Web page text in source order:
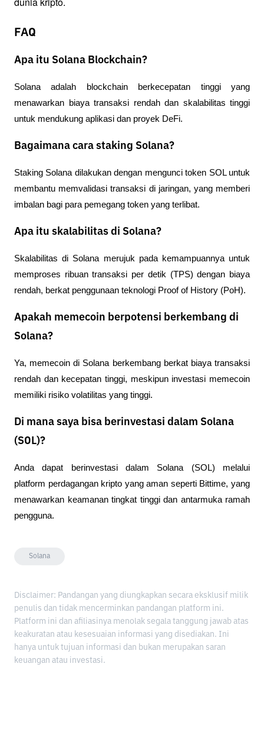
FAQ
Apa itu Solana Blockchain?
Solana adalah blockchain berkecepatan tinggi yang
menawarkan biaya transaksi rendah dan skalabilitas tinggi
untuk mendukung aplikasi dan proyek DeFi.
Bagaimana cara staking Solana?
Staking Solana dilakukan dengan mengunci token SOL untuk
membantu memvalidasi transaksi di jaringan, yang memberi
imbalan bagi para pemegang token yang terlibat.
Apa itu skalabilitas di Solana?
Skalabilitas di Solana merujuk pada kemampuannya untuk
memproses ribuan transaksi per detik (TPS) dengan biaya
rendah, berkat penggunaan teknologi Proof of History (PoH).
Apakah memecoin berpotensi berkembang di
Solana?
Ya, memecoin di Solana berkembang berkat biaya transaksi
rendah dan kecepatan tinggi, meskipun investasi memecoin
memiliki risiko volatilitas yang tinggi.
Di mana saya bisa berinvestasi dalam Solana
(SOL)?
Anda dapat berinvestasi dalam Solana (SOL) melalui
platform perdagangan kripto yang aman seperti Bittime, yang
menawarkan keamanan tingkat tinggi dan antarmuka ramah
pengguna.
Solana
Disclaimer: Pandangan yang diungkapkan secara eksklusif milik
penulis dan tidak mencerminkan pandangan platform ini.
Platform ini dan afiliasinya menolak segala tanggung jawab atas
keakuratan atau kesesuaian informasi yang disediakan. Ini
hanya untuk tujuan informasi dan bukan merupakan saran
keuangan atau investasi.